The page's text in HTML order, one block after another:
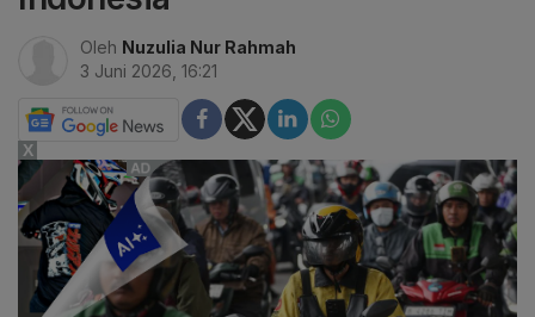
Oleh Nuzulia Nur Rahmah
3 Juni 2026, 16:21
X